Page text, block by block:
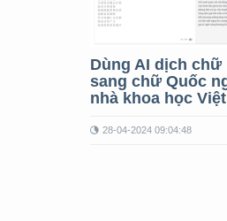
Dùng AI dịch chữ
sang chữ Quốc
nhà khoa học Việt
28-04-2024 09:04:48